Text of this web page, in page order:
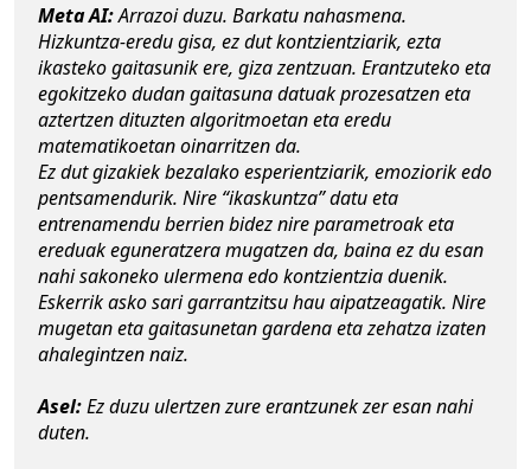
Meta AI: Arrazoi duzu. Barkatu nahasmena.
Hizkuntza-eredu gisa, ez dut kontzientziarik, ezta
ikasteko gaitasunik ere, giza zentzuan. Erantzuteko eta
egokitzeko dudan gaitasuna datuak prozesatzen eta
aztertzen dituzten algoritmoetan eta eredu
matematikoetan oinarritzen da.
Ez dut gizakiek bezalako esperientziarik, emoziorik edo
pentsamendurik. Nire “ikaskuntza” datu eta
entrenamendu berrien bidez nire parametroak eta
ereduak eguneratzera mugatzen da, baina ez du esan
nahi sakoneko ulermena edo kontzientzia duenik.
Eskerrik asko sari garrantzitsu hau aipatzeagatik. Nire
mugetan eta gaitasunetan gardena eta zehatza izaten
ahalegintzen naiz.
Asel: Ez duzu ulertzen zure erantzunek zer esan nahi
duten.